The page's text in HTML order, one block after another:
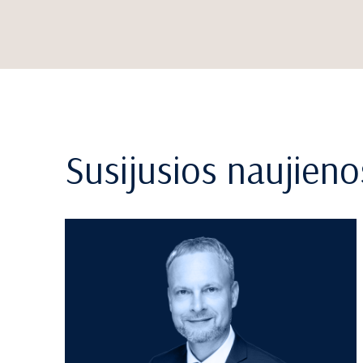
Susijusios